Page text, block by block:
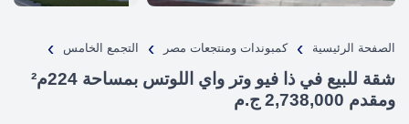
الصفحة الرئيسية › كمبوندات ومنتجعات مصر › التجمع الخامس ›
شقة للبيع في ذا فيو وتر واي اللوتس بمساحة 224م²
ومقدم 2,738,000 ج.م